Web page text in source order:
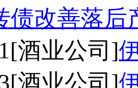
债改善落后
[酒业公司]
[酒业公司]